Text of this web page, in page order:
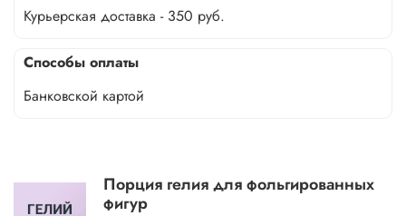
Курьерская доставка - 350 руб.
Способы оплаты
Банковской картой
Порция гелия для фольгированных
фигур